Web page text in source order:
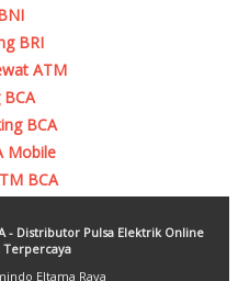
BRI
ATM
BCA
Mobile
BCA
- Distributor Pulsa Elektrik Online
Eltama Raya